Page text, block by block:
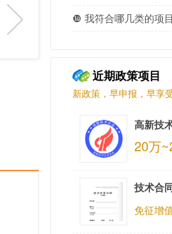
❿ 我符合哪几类的项
近期政策项目
新政策，早申报，早享
高新技
20万
技术合
免征增